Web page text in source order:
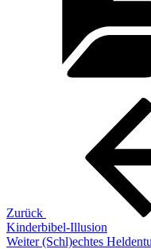
Zurück
Kinderbibel-Illusion
Nächster
Weiter (Schl)echtes